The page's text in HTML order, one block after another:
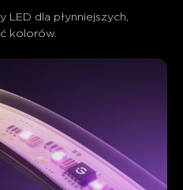
LED dla płynniejszych,
kolorów.